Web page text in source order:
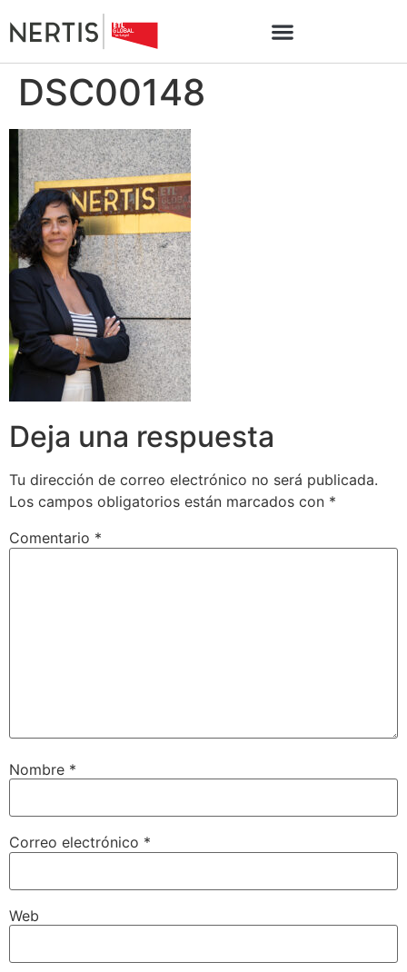
DSC00148
Deja una respuesta
Tu dirección de correo electrónico no será publicada.
Los campos obligatorios están marcados con *
Comentario *
Nombre *
Correo electrónico *
Web